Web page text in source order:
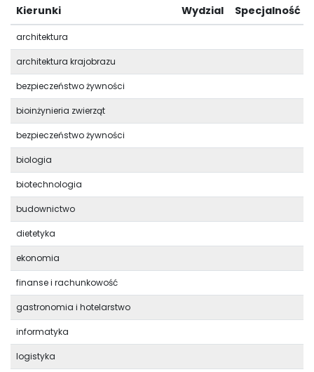
Kierunki Wydzial Specjalność
architektura
architektura krajobrazu
bezpieczeństwo żywności
bioinżynieria zwierząt
bezpieczeństwo żywności
biologia
biotechnologia
budownictwo
dietetyka
ekonomia
finanse i rachunkowość
gastronomia i hotelarstwo
informatyka
logistyka